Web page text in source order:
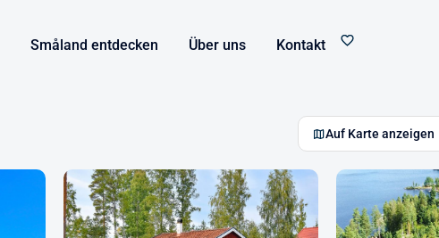
Småland entdecken Über uns Kontakt
Auf Karte anzeigen